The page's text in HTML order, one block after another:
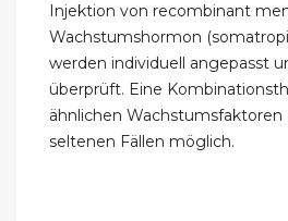
Injektion von recombinant
Wachstumshormon
werden individuell angepasst
überprüft. Eine
ähnlichen Wachstumsfaktoren
seltenen Fällen möglich.